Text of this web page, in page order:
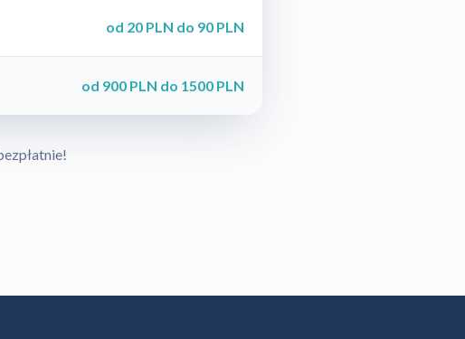
od 20 PLN do 90 PLN
od 900 PLN do 1500 PLN